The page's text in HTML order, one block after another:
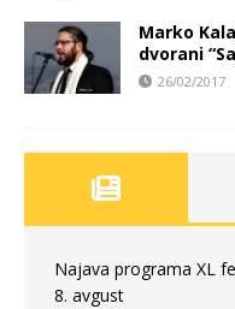
Marko
dvorani
26/02/2017
Najava programa XL
8. avgust